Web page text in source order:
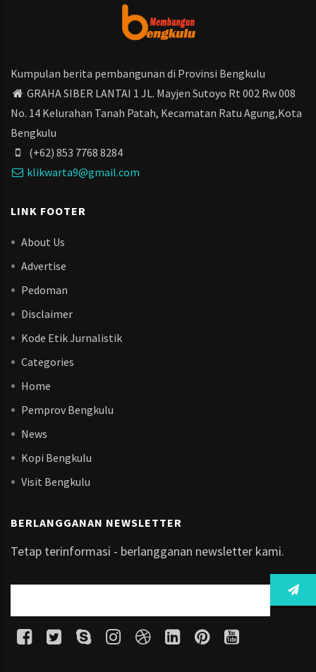
Kumpulan berita pembangunan di Provinsi Bengkulu
GRAHA SIBER LANTAI 1 JL. Mayjen Sutoyo Rt 002 Rw 008
No. 14 Kelurahan Tanah Patah, Kecamatan Ratu Agung,Kota
Bengkulu
(+62) 853 7768 8284
klikwarta9@gmail.com
LINK FOOTER
About Us
Advertise
Pedoman
Disclaimer
Kode Etik Jurnalistik
Categories
Home
Pemprov Bengkulu
News
Kopi Bengkulu
Visit Bengkulu
BERLANGGANAN NEWSLETTER
Tetap terinformasi - berlangganan newsletter kami.